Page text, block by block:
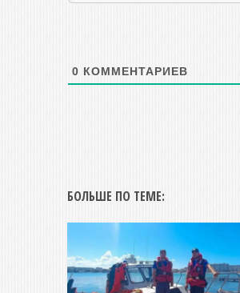
0 КОММЕНТАРИЕВ
БОЛЬШЕ ПО ТЕМЕ: